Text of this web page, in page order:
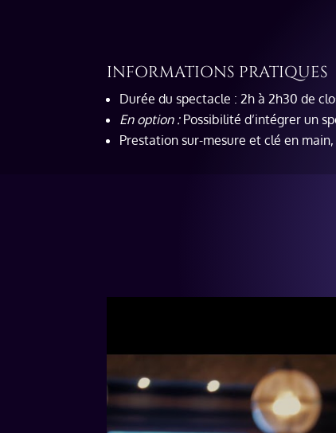
INFORMATIONS PRATIQUES
Durée du spectacle : 2h à 2h30 de
En option :Possibilité d’intégrer un
Prestation sur-mesure et clé en